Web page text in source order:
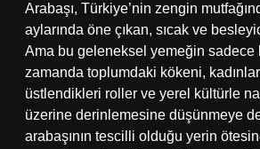
Arabaşı, Türkiye’nin zengin
aylarında öne çıkan, sıcak ve
Ama bu geleneksel yemeğin sadece
zamanda toplumdaki kökeni,
üstlendikleri roller ve yerel kültürle
üzerine derinlemesine düşünmeye
arabaşının tescilli olduğu yerin